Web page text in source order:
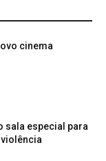
cinema
sala especial para